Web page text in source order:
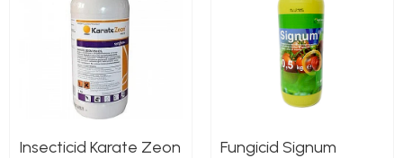
Insecticid Karate Zeon Fungicid Signum